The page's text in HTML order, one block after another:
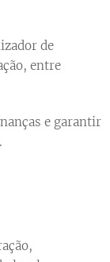
de
entre
e garantir